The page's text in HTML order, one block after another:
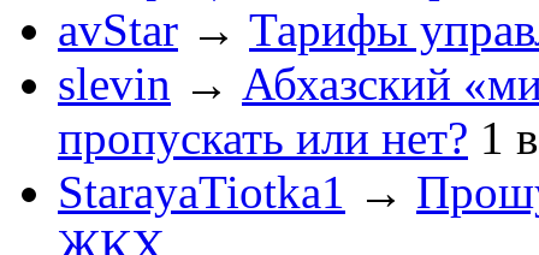
avStar → Тарифы
slevin → Абхазский
пропускать или нет? 1
StarayaTiotka1 →